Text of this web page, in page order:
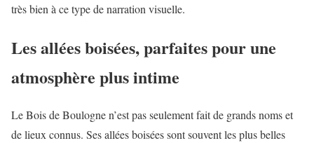
très bien à ce type de narration visuelle.
Les allées boisées, parfaites pour une
atmosphère plus intime
Le Bois de Boulogne n’est pas seulement fait de grands noms et
de lieux connus. Ses allées boisées sont souvent les plus belles